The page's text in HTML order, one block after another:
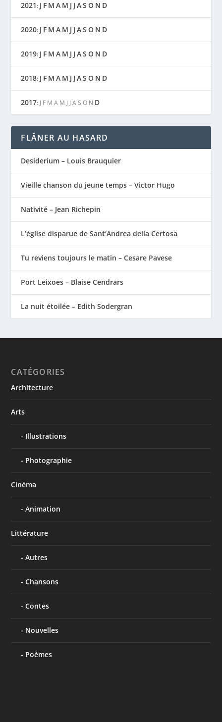
2021: J F M A M J J AS O N D
2020: J F M A M J J AS O N D
2019: J F M A M J J AS O N D
2018: J F M A M J J AS O N D
2017: J F M A M J J A S O N D
FLÂNER AU HASARD
Desiderium – Louis Brauquier
Vieille chanson du jeune temps – Victor Hugo
Nativité – Jean Richepin
L’église disparue de Sant’Andrea della Certosa
Tu reviens toujours le matin – Cesare Pavese
Port Leixoes – Blaise Cendrars
La nuit étoilée – Edith Sodergran
CATÉGORIES
Architecture
Arts
Illustrations
Photographie
Cinéma
Animation
Littérature
Autres
Chansons
Contes
Nouvelles
Poèmes